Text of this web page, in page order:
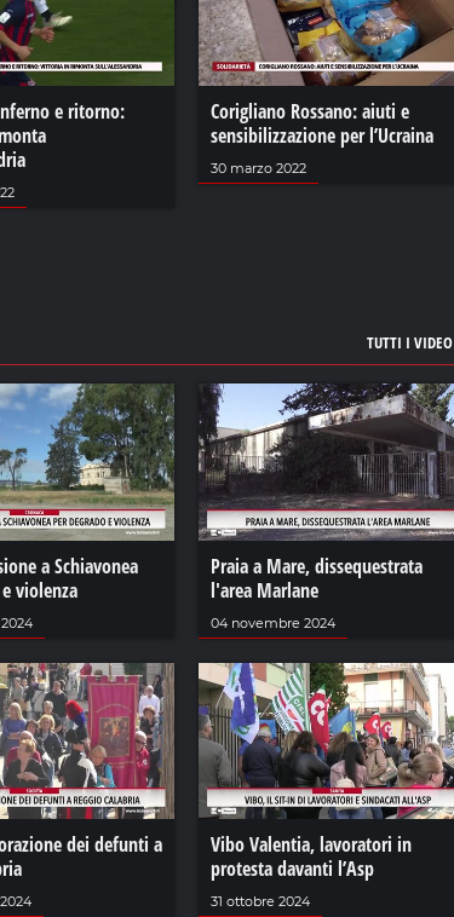
e ritorno:
Corigliano Rossano: aiuti e
sensibilizzazione per l’Ucraina
30 marzo 2022
TUTTI I VIDEO
a Schiavonea
violenza
Praia a Mare, dissequestrata
l'area Marlane
04 novembre 2024
dei defunti a
Vibo Valentia, lavoratori in
protesta davanti l’Asp
31 ottobre 2024